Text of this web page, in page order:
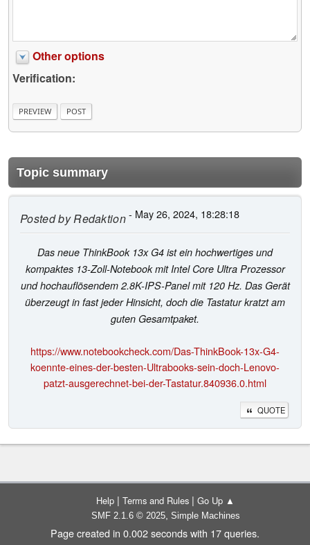
Other options
Verification:
Topic summary
Posted byRedaktion- May 26, 2024, 18:28:18
Das neue ThinkBook 13x G4 ist ein hochwertiges und
kompaktes 13-Zoll-Notebook mit Intel Core Ultra Prozessor
und hochauflösendem 2.8K-IPS-Panel mit 120 Hz. Das Gerät
überzeugt in fast jeder Hinsicht, doch die Tastatur kratzt am
guten Gesamtpaket.
https://www.notebookcheck.com/Das-ThinkBook-13x-G4-
koennte-eines-der-besten-Ultrabooks-sein-doch-Lenovo-
patzt-ausgerechnet-bei-der-Tastatur.840936.0.html
QUOTE
Help | Terms and Rules | Go Up ▲
SMF 2.1.6 © 2025, Simple Machines
Page created in 0.002 seconds with 17 queries.